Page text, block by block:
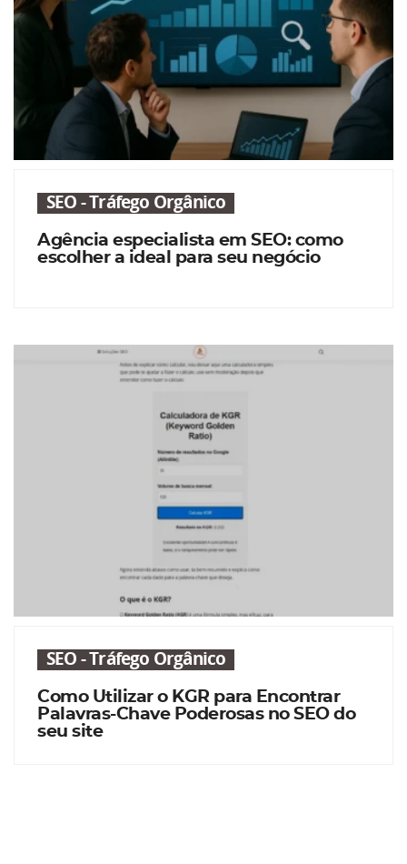
SEO - Tráfego Orgânico
Agência especialista em SEO: como
escolher a ideal para seu negócio
SEO - Tráfego Orgânico
Como Utilizar o KGR para Encontrar
Palavras-Chave Poderosas no SEO do
seu site